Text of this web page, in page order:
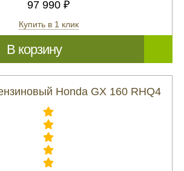
97 990 ₽
Купить в 1 клик
В корзину
Honda GX 160 RHQ4